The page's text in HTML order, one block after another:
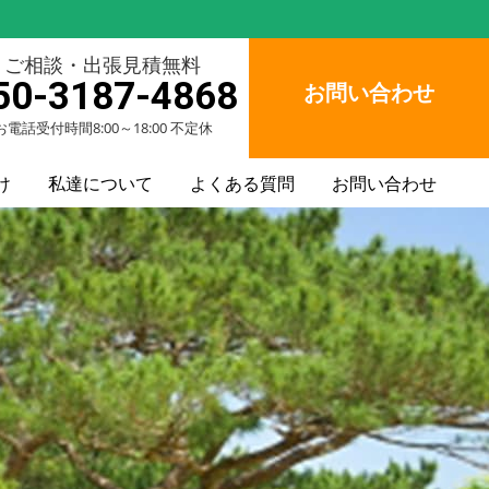
ご相談・出張見積無料
3187-4868
電話受付時間8:00～18:00 不定休
お問い合わせ
私達について よくある質問 お問い合わせ